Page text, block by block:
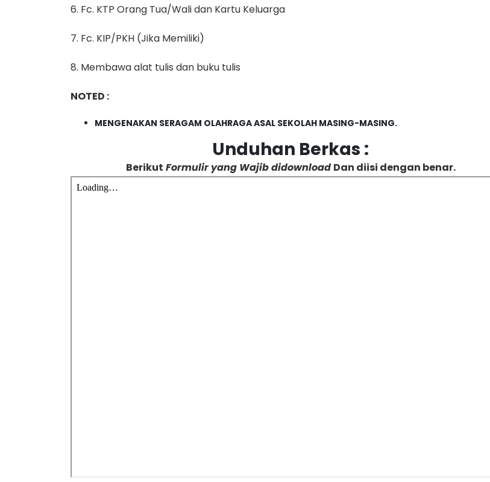
6. Fc. KTP Orang Tua/Wali dan Kartu Keluarga
7. Fc. KIP/PKH (Jika Memiliki)
8. Membawa alat tulis dan buku tulis
NOTED :
MENGENAKAN SERAGAM OLAHRAGA ASAL SEKOLAH MASING-MASING.
Unduhan Berkas :
Berikut Formulir yang Wajib didownload Dan diisi dengan benar.